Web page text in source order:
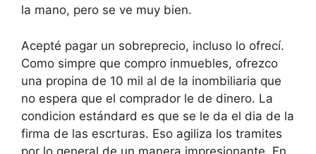
la mano, pero se ve muy bien.
Acepté pagar un sobreprecio, incluso lo ofrecí.
Como simpre que compro inmuebles, ofrezco
una propina de 10 mil al de la inombiliaria que
no espera que el comprador le de dinero. La
condicion estándard es que se le da el dia de la
firma de las escrturas. Eso agiliza los tramites
por lo general de un manera impresionante. En